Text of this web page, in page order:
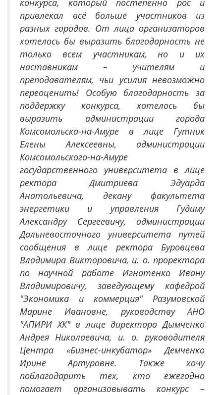
конкурса, который постепенно рос и
привлекал всё больше участников из
разных городов. От лица организаторов
хотелось бы выразить благодарность не
только всем участникам, но и их
наставникам – учителям и
преподавателям, чьи усилия невозможно
переоценить! Особую благодарность за
поддержку конкурса, хотелось бы
выразить администрации города
Комсомольска-на-Амуре в лице Гутник
Елены Алексеевны, администрации
Комсомольского-на-Амуре
государственного университета в лице
ректора Дмитриева Эдуарда
Анатольевича, декану факультета
энергетики и управления Гудиму
Александру Сергеевичу, администрации
Дальневосточного университета путей
сообщения в лице ректора Буровцева
Владимира Викторовича, и. о. проректора
по научной работе Игнатенко Ивану
Владимировичу, заведующему кафедрой
"Экономика и коммерция" Разумовской
Марине Ивановне, руководству АНО
"АПИРИ ХК" в лице директора Дымченко
Андрея Николаевича, и. о. руководителя
Центра «Бизнес-инкубатор» Демченко
Ирине Артуровне. Также хочу
поблагодарить тех, кто ежегодно
помогает организовывать конкурс –